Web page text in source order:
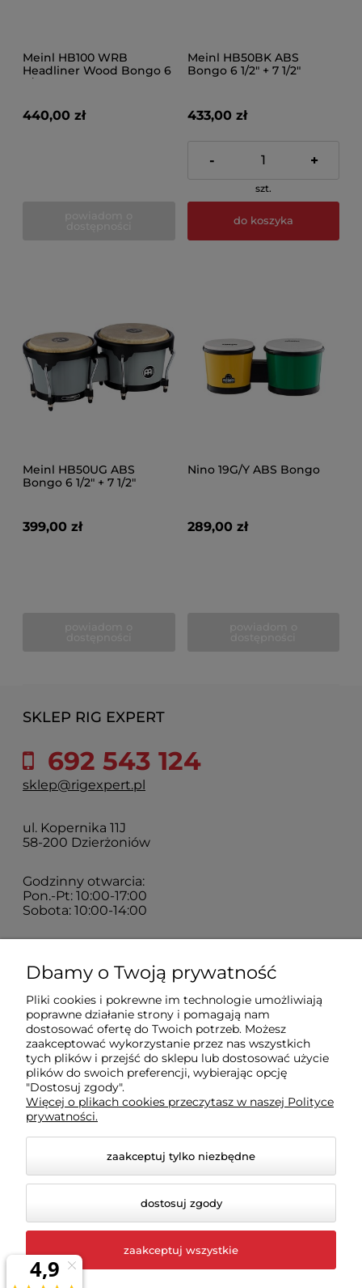
Meinl HB100 WRB
Headliner Wood Bongo 6
440,00 zł
Meinl HB50BK ABS
Bongo 6 1/2" + 7 1/2"
433,00 zł
- +
szt.
do koszyka
Meinl HB50UG ABS
Bongo 6 1/2" + 7 1/2"
399,00 zł
Nino 19G/Y ABS Bongo
289,00 zł
SKLEP RIG EXPERT
692 543 124
sklep@rigexpert.pl
ul. Kopernika 11J
58-200 Dzierżoniów
Godzinny otwarcia:
Pon.-Pt: 10:00-17:00
Sobota: 10:00-14:00
Zakupy
Sklep
Moje konto
Pomoc
© 2026 rigexpert.pl. Wszelkie prawa zastrzeżone.
Dbamy o Twoją prywatność
Pliki cookies i pokrewne im technologie umożliwiają
poprawne działanie strony i pomagają nam
dostosować ofertę do Twoich potrzeb. Możesz
zaakceptować wykorzystanie przez nas wszystkich
tych plików i przejść do sklepu lub dostosować użycie
plików do swoich preferencji, wybierając opcję
"Dostosuj zgody".
Więcej o plikach cookies przeczytasz w naszej Polityce
prywatności.
zaakceptuj tylko niezbędne
dostosuj zgody
zaakceptuj wszystkie